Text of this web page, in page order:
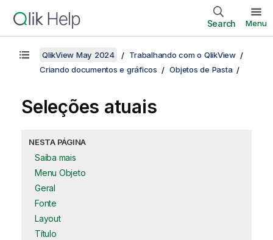
Search Menu
QlikView May 2024
Trabalhando com o QlikView
Criando documentos e gráficos
Objetos de Pasta
Seleções atuais
NESTA PÁGINA
Saiba mais
Menu Objeto
Geral
Fonte
Layout
Título